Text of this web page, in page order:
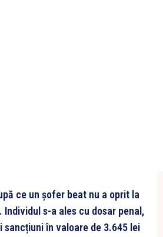
ce un șofer beat nu a oprit la
s-a ales cu dosar penal,
sancțiuni în valoare de 3.645 lei